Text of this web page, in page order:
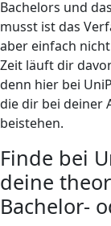
Bachelors und
musst ist das
aber einfach
Zeit läuft dir
denn hier bei
die dir bei deiner
beistehen.
Finde bei
deine
Bachelor-